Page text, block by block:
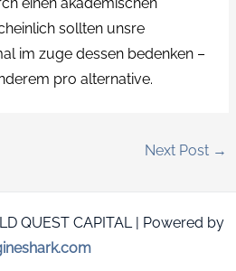
sollten unsre
im zuge dessen bedenken –
pro alternative.
Next Post →
QUEST CAPITAL | Powered by